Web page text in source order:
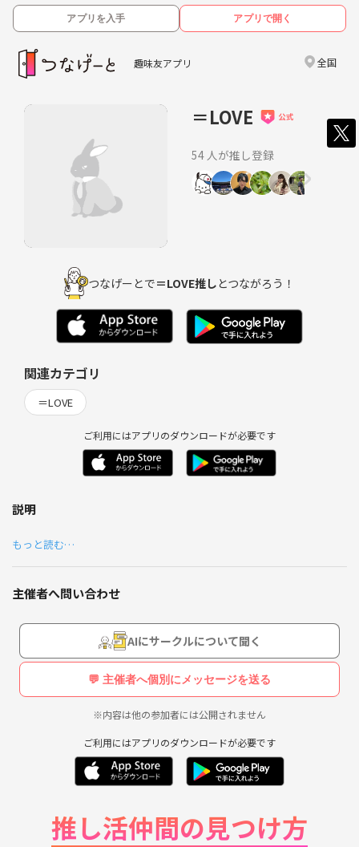
アプリを入手 アプリで開く
趣味友アプリ 全国
＝LOVE
54 人が推し登録
つなげーとで＝LOVE推しとつながろう！
関連カテゴリ
＝LOVE
ご利用にはアプリのダウンロードが必要です
説明
もっと読む…
主催者へ問い合わせ
AIにサークルについて聞く
💬 主催者へ個別にメッセージを送る
※内容は他の参加者には公開されません
ご利用にはアプリのダウンロードが必要です
推し活仲間の見つけ方